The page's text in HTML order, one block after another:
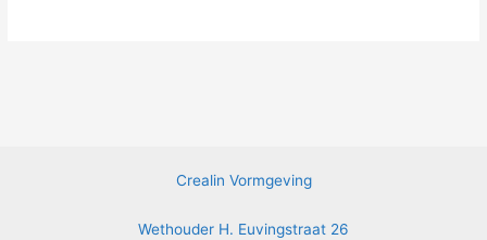
Crealin Vormgeving
Wethouder H. Euvingstraat 26